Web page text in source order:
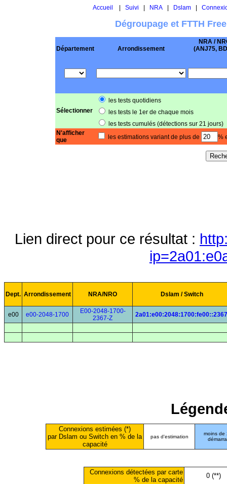
Accueil Suivi NRA| Dslam|
Dégroupage et FTTH
Département Arrondissement
NRA /
(ANJ75,
Sélectionner
les tests quotidiens
les tests le 1er de chaque mois
les tests cumulés (détections sur 21 jours)
N'afficher
que
les estimations variant de plus de %
Lien direct pour ce résultat :
Dept. Arrondissement NRA/NRO Dslam / Switch
e00 e00-2048-1700
E00-2048-1700-
2367-Z
2a01:e00:2048:1700:fe00::2367
Connexions estimées (*)
par Dslam ou Switch en % de la
capacité
pas d'estimation
moins de
Connexions détectées par carte
% de la capacité
0 (**)